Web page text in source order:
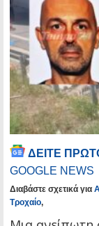
ΔΕΙΤΕ
GOOGLE NEWS
Διαβάστε σχετικά για
Τροχαίο,